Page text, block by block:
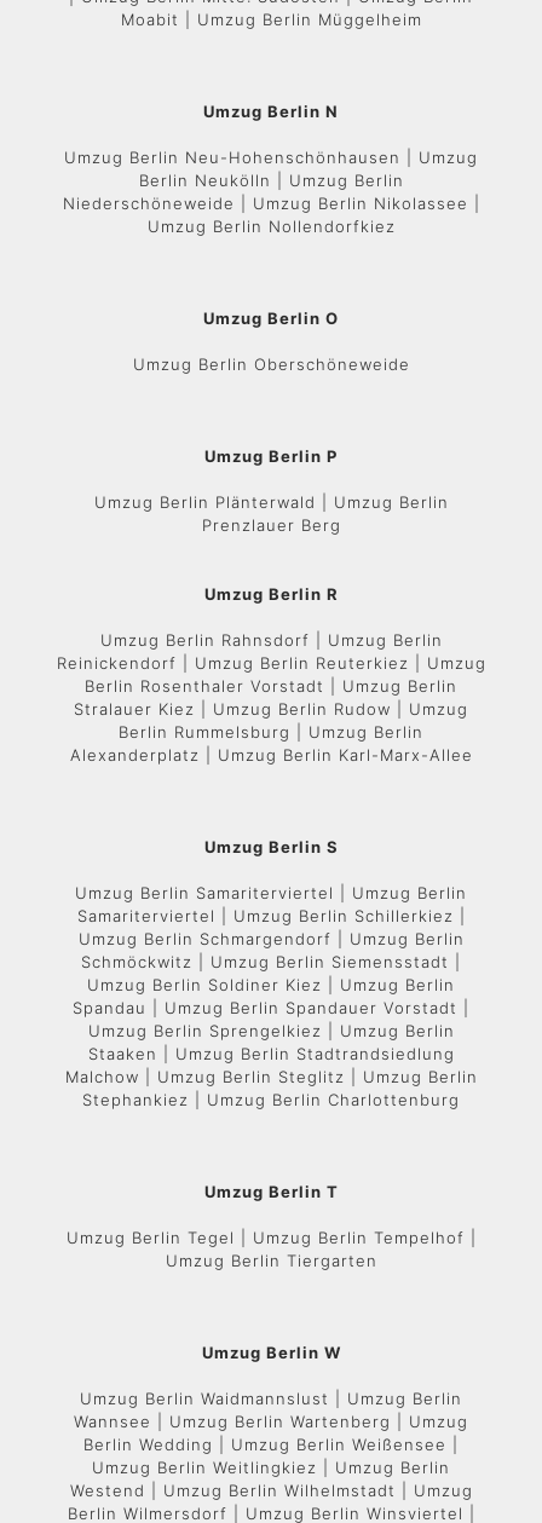
Moabit | Umzug Berlin Müggelheim
Umzug Berlin N
Umzug Berlin Neu-Hohenschönhausen | Umzug
Berlin Neukölln | Umzug Berlin
Niederschöneweide | Umzug Berlin Nikolassee |
Umzug Berlin Nollendorfkiez
Umzug Berlin O
Umzug Berlin Oberschöneweide
Umzug Berlin P
Umzug Berlin Plänterwald | Umzug Berlin
Prenzlauer Berg
Umzug Berlin R
Umzug Berlin Rahnsdorf | Umzug Berlin
Reinickendorf | Umzug Berlin Reuterkiez | Umzug
Berlin Rosenthaler Vorstadt | Umzug Berlin
Stralauer Kiez | Umzug Berlin Rudow | Umzug
Berlin Rummelsburg | Umzug Berlin
Alexanderplatz | Umzug Berlin Karl-Marx-Allee
Umzug Berlin S
Umzug Berlin Samariterviertel | Umzug Berlin
Samariterviertel | Umzug Berlin Schillerkiez |
Umzug Berlin Schmargendorf | Umzug Berlin
Schmöckwitz | Umzug Berlin Siemensstadt |
Umzug Berlin Soldiner Kiez | Umzug Berlin
Spandau | Umzug Berlin Spandauer Vorstadt |
Umzug Berlin Sprengelkiez | Umzug Berlin
Staaken | Umzug Berlin Stadtrandsiedlung
Malchow | Umzug Berlin Steglitz | Umzug Berlin
Stephankiez | Umzug Berlin Charlottenburg
Umzug Berlin T
Umzug Berlin Tegel | Umzug Berlin Tempelhof |
Umzug Berlin Tiergarten
Umzug Berlin W
Umzug Berlin Waidmannslust | Umzug Berlin
Wannsee | Umzug Berlin Wartenberg | Umzug
Berlin Wedding | Umzug Berlin Weißensee |
Umzug Berlin Weitlingkiez | Umzug Berlin
Westend | Umzug Berlin Wilhelmstadt | Umzug
Berlin Wilmersdorf | Umzug Berlin Winsviertel |